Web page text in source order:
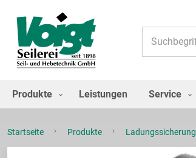
Produkte Leistungen Service
Startseite Produkte Ladungssicherung